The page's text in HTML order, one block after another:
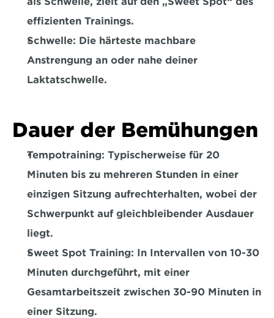
effizienten Trainings.
Schwelle: Die härteste machbare
Anstrengung an oder nahe deiner
Laktatschwelle.
Dauer der Bemühungen
Tempotraining: Typischerweise für 20
Minuten bis zu mehreren Stunden in einer
einzigen Sitzung aufrechterhalten, wobei der
Schwerpunkt auf gleichbleibender Ausdauer
liegt.
Sweet Spot Training: In Intervallen von 10-30
Minuten durchgeführt, mit einer
Gesamtarbeitszeit zwischen 30-90 Minuten in
einer Sitzung.